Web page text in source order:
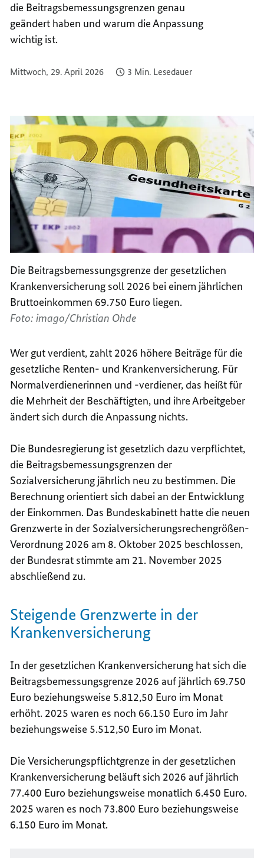
die Beitragsbemessungsgrenzen genau
geändert haben und warum die Anpassung
wichtig ist.
Mittwoch, 29. April 2026 3 Min. Lesedauer
Die Beitragsbemessungsgrenze der gesetzlichen
Krankenversicherung soll 2026 bei einem jährlichen
Bruttoeinkommen 69.750 Euro liegen.
Foto: imago/Christian Ohde
Wer gut verdient, zahlt 2026 höhere Beiträge für die
gesetzliche Renten- und Krankenversicherung. Für
Normalverdienerinnen und -verdiener, das heißt für
die Mehrheit der Beschäftigten, und ihre Arbeitgeber
ändert sich durch die Anpassung nichts.
Die Bundesregierung ist gesetzlich dazu verpflichtet,
die Beitragsbemessungsgrenzen der
Sozialversicherung jährlich neu zu bestimmen. Die
Berechnung orientiert sich dabei an der Entwicklung
der Einkommen. Das Bundeskabinett hatte die neuen
Grenzwerte in der Sozialversicherungsrechengrößen-
Verordnung 2026 am 8. Oktober 2025 beschlossen,
der Bundesrat stimmte am 21. November 2025
abschließend zu.
Steigende Grenzwerte in der
Krankenversicherung
In der gesetzlichen Krankenversicherung hat sich die
Beitragsbemessungsgrenze 2026 auf jährlich 69.750
Euro beziehungsweise 5.812,50 Euro im Monat
erhöht. 2025 waren es noch 66.150 Euro im Jahr
beziehungsweise 5.512,50 Euro im Monat.
Die Versicherungspflichtgrenze in der gesetzlichen
Krankenversicherung beläuft sich 2026 auf jährlich
77.400 Euro beziehungsweise monatlich 6.450 Euro.
2025 waren es noch 73.800 Euro beziehungsweise
6.150 Euro im Monat.